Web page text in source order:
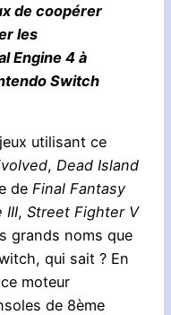
de coopérer
les
Engine 4 à
Switch
utilisant ce
, Dead Island
de Final Fantasy
III, Street Fighter V
grands noms que
qui sait ? En
moteur
de 8ème